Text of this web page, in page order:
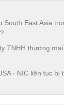
South East Asia
TNHH thương
- NIC liên tục bị